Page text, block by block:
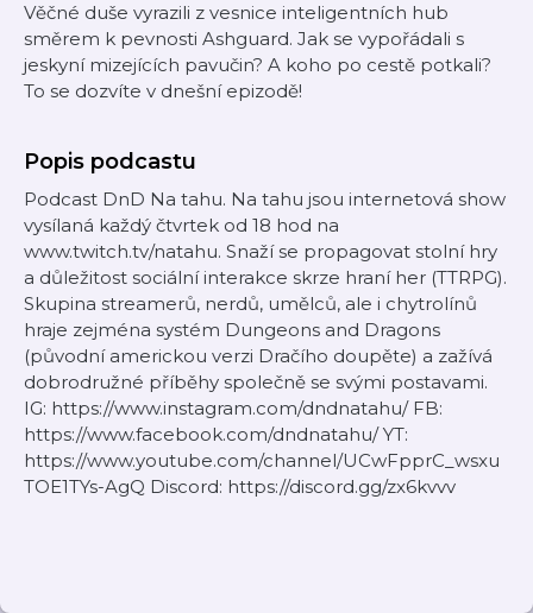
Věčné duše vyrazili z vesnice inteligentních hub
směrem k pevnosti Ashguard. Jak se vypořádali s
jeskyní mizejících pavučin? A koho po cestě potkali?
To se dozvíte v dnešní epizodě!
Popis podcastu
Podcast DnD Na tahu. Na tahu jsou internetová show
vysílaná každý čtvrtek od 18 hod na
www.twitch.tv/natahu. Snaží se propagovat stolní hry
a důležitost sociální interakce skrze hraní her (TTRPG).
Skupina streamerů, nerdů, umělců, ale i chytrolínů
hraje zejména systém Dungeons and Dragons
(původní americkou verzi Dračího doupěte) a zažívá
dobrodružné příběhy společně se svými postavami.
IG: https://www.instagram.com/dndnatahu/ FB:
https://www.facebook.com/dndnatahu/ YT:
https://www.youtube.com/channel/UCwFpprC_wsxu
TOE1TYs-AgQ Discord: https://discord.gg/zx6kvvv